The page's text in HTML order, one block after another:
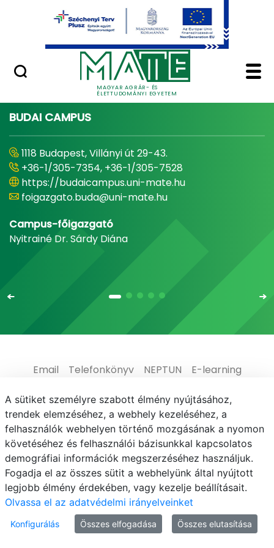
Ugrás a fő tartalomhoz
MAGYAR AGRÁR- ÉS
ÉLETTUDOMÁNYI EGYETEM
Minőségügy
Home - Magyar
BUDAI CAMPUS
1118 Budapest, Villányi út 29-43.
+36-1/305-7354, +36-1/305-7528
https://budaicampus.uni-mate.hu
foigazgato.buda@uni-mate.hu
Campus-főigazgató
Nyitrainé Dr. Sárdy Diána
Email Telefonkönyv NEPTUN
E-learning
Médiaközpont
Informatikai Igazgatóság
Adatvédelem
© MATE 2021
A sütiket személyre szabott élmény nyújtásához,
trendek elemzéséhez, a webhely kezeléséhez, a
felhasználók webhelyen történő mozgásának a nyomon
követéséhez és felhasználói bázisunkkal kapcsolatos
demográfiai információk megszerzéséhez használjuk.
Fogadja el az összes sütit a webhelyünk által nyújtott
legjobb élmény érdekében, vagy kezelje beállításait.
Olvassa el az adatvédelmi irányelveinket
Konfigurálás Összes elfogadása Összes elutasítása